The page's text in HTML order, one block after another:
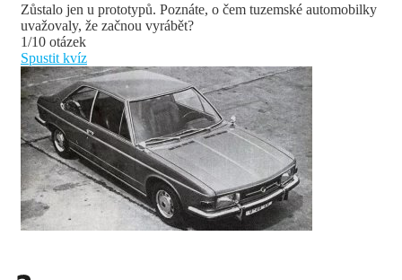
Zůstalo jen u prototypů. Poznáte, o čem tuzemské automobilky
uvažovaly, že začnou vyrábět?
1/10 otázek
Spustit kvíz